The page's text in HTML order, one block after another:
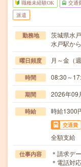
職種未経験OK 交通
派遣
勤務地
茨城県水
水戸駅か
曜日頻度 月～金（
時間 08:30～
期間 2026年09
時給 時給1300
交通費
全額支給
仕事内容
＊請求デ
＊電話対